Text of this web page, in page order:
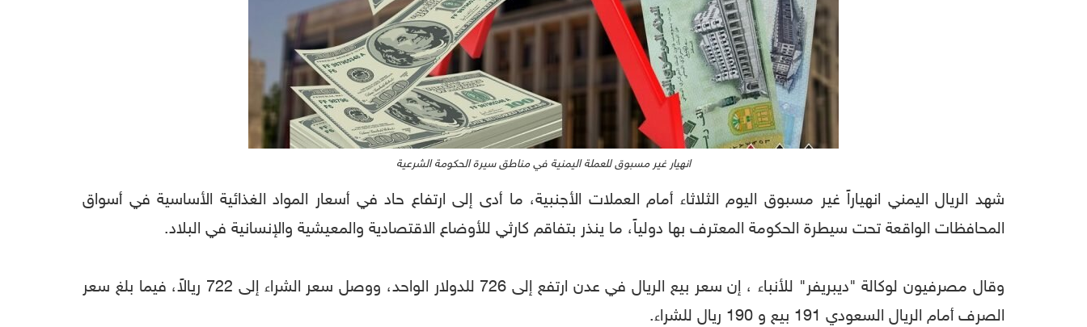
انهيار غير مسبوق للعملة اليمنية في مناطق سيرة الحكومة الشرعية
شهد الريال اليمني انهياراً غير مسبوق اليوم الثلاثاء أمام العملات الأجنبية، ما أدى إلى ارتفاع حاد في أسعار المواد الغذائية الأساسية في أسواق
المحافظات الواقعة تحت سيطرة الحكومة المعترف بها دولياً، ما ينذر بتفاقم كارثي للأوضاع الاقتصادية والمعيشية والإنسانية في البلاد.
وقال مصرفيون لوكالة "ديبريفر" للأنباء ، إن سعر بيع الريال في عدن ارتفع إلى 726 للدولار الواحد، ووصل سعر الشراء إلى 722 ريالاً، فيما بلغ سعر
الصرف أمام الريال السعودي 191 بيع و 190 ريال للشراء.